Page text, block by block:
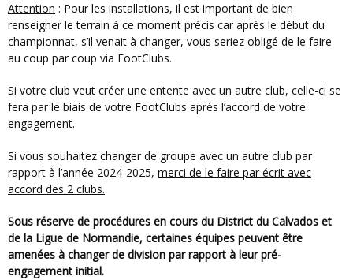
Attention : Pour les installations, il est important de bien
renseigner le terrain à ce moment précis car après le début du
championnat, s’il venait à changer, vous seriez obligé de le faire
au coup par coup via FootClubs.
Si votre club veut créer une entente avec un autre club, celle-ci se
fera par le biais de votre FootClubs après l’accord de votre
engagement.
Si vous souhaitez changer de groupe avec un autre club par
rapport à l’année 2024-2025, merci de le faire par écrit avec
accord des 2 clubs.
Sous réserve de procédures en cours du District du Calvados et
de la Ligue de Normandie, certaines équipes peuvent être
amenées à changer de division par rapport à leur pré-
engagement initial.